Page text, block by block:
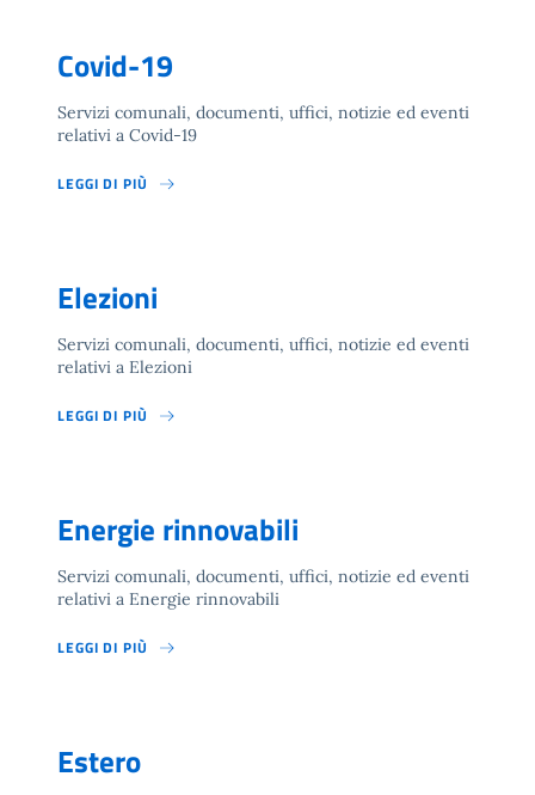
Covid-19
Servizi comunali, documenti, uffici, notizie ed eventi
relativi a Covid-19
LEGGI DI PIÙ
Elezioni
Servizi comunali, documenti, uffici, notizie ed eventi
relativi a Elezioni
LEGGI DI PIÙ
Energie rinnovabili
Servizi comunali, documenti, uffici, notizie ed eventi
relativi a Energie rinnovabili
LEGGI DI PIÙ
Estero